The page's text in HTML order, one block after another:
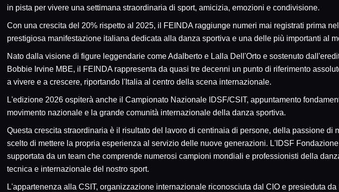
in pista per vivere una settimana straordinaria di sport, amicizia, emozioni e condivisione.
Con una crescita del 20% rispetto al 2025, il FEINDA raggiunge numeri mai registrati prima
prestigiosa manifestazione italiana dedicata alla danza sportiva e una delle più importanti al
Nato dalla visione di figure leggendarie come Adalberto e Lalla Dell'Orto e sostenuto
Bobbie Irvine MBE, il FEINDA rappresenta da quasi tre decenni un punto di riferimento
a vivere e a crescere, riportando l'Italia al centro della scena internazionale.
L'edizione 2026 ospiterà anche il Campionato Nazionale IDSF/CSIT, appuntamento
movimento nazionale e la grande comunità internazionale della danza sportiva.
Questa crescita straordinaria è il risultato del lavoro di centinaia di persone, della passione
scelto di mettere la propria esperienza al servizio delle nuove generazioni. L'IDSF
supportata da un team che comprende numerosi campioni mondiali e professionisti della
tecnica e internazionale del nostro sport.
L'appartenenza alla CSIT, organizzazione internazionale riconosciuta dal CIO e presieduta